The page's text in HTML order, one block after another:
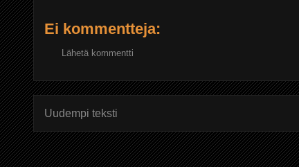
Ei kommentteja:
Lähetä kommentti
Uudempi teksti